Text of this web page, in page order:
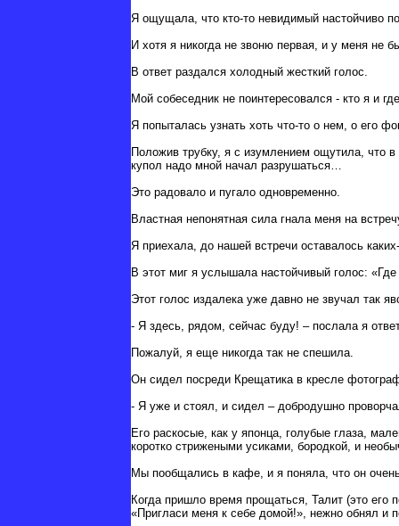
Я ощущала, что кто-то невидимый настойчиво
И хотя я никогда не звоню первая, и у меня не
В ответ раздался холодный жесткий голос.
Мой собеседник не поинтересовался - кто я и
Я попыталась узнать хоть что-то о нем, о его
Положив трубку, я с изумлением ощутила, что в
купол надо мной начал разрушаться…
Это радовало и пугало одновременно.
Властная непонятная сила гнала меня на
Я приехала, до нашей встречи оставалось
В этот миг я услышала настойчивый голос:
Этот голос издалека уже давно не звучал так
- Я здесь, рядом, сейчас буду! – послала я
Пожалуй, я еще никогда так не спешила.
Он сидел посреди Крещатика в кресле
- Я уже и стоял, и сидел – добродушно
Его раскосые, как у японца, голубые глаза,
коротко стрижеными усиками, бородкой, и
Мы пообщались в кафе, и я поняла, что он
Когда пришло время прощаться, Талит (это его
«Пригласи меня к себе домой!», нежно обнял и